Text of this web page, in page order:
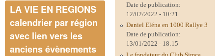
LA VIE EN REGIONS
calendrier par région
avec lien vers les
anciens évènements
Date de publication:
12/02/2022 - 10:21
Daniel Eléna en 1000 Rallye 3
Date de publication:
13/01/2022 - 18:15